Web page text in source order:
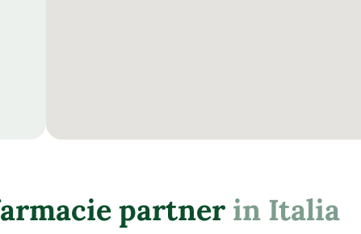
partner in Italia